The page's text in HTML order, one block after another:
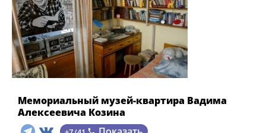
Мемориальный музей-квартира Вадима
Алексеевича Козина